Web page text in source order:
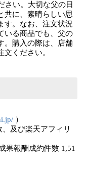
さい。大切な父の日
共に、素晴らしい思
す。なお、注文状況
いる商品でも、父の
。購入の際は、店舗
ください。
）
及び楽天アフィリ
果報酬成約件数 1,51